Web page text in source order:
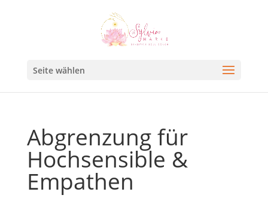
Seite wählen
Abgrenzung für
Hochsensible &
Empathen